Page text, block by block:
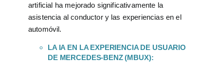
artificial ha mejorado significativamente la
asistencia al conductor y las experiencias en el
automóvil.
LA IA EN LA EXPERIENCIA DE USUARIO
DE MERCEDES-BENZ (MBUX):